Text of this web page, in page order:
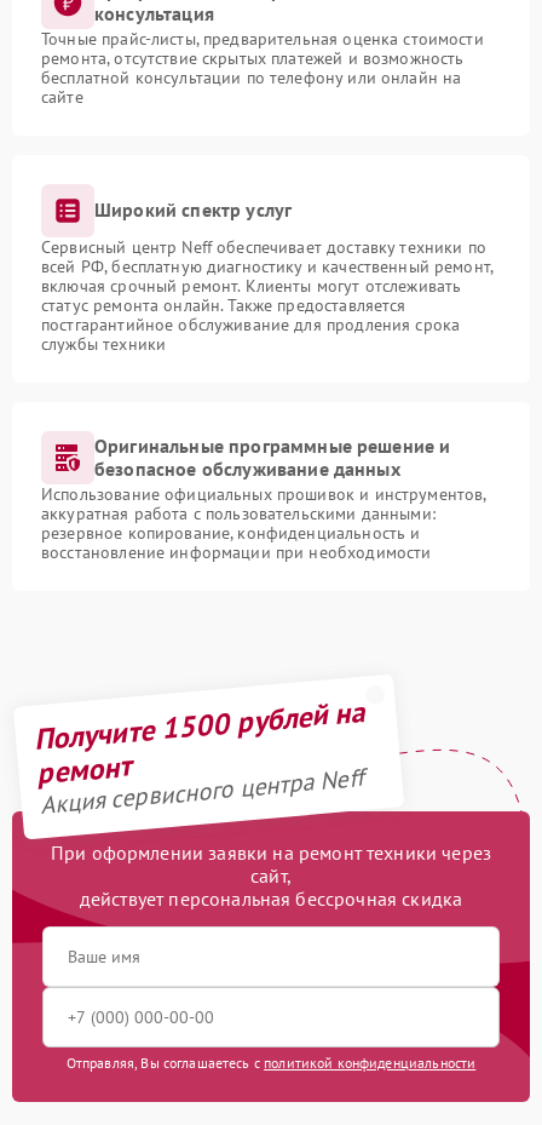
консультация
Точные прайс-листы, предварительная оценка стоимости
ремонта, отсутствие скрытых платежей и возможность
бесплатной консультации по телефону или онлайн на
сайте
Широкий спектр услуг
Сервисный центр Neff обеспечивает доставку техники по
всей РФ, бесплатную диагностику и качественный ремонт,
включая срочный ремонт. Клиенты могут отслеживать
статус ремонта онлайн. Также предоставляется
постгарантийное обслуживание для продления срока
службы техники
Оригинальные программные решение и
безопасное обслуживание данных
Использование официальных прошивок и инструментов,
аккуратная работа с пользовательскими данными:
резервное копирование, конфиденциальность и
восстановление информации при необходимости
Получите 1500 рублей на
ремонт
Акция сервисного центра Neff
При оформлении заявки на ремонт техники через
сайт,
действует персональная бессрочная скидка
Отправляя, Вы соглашаетесь с политикой конфиденциальности